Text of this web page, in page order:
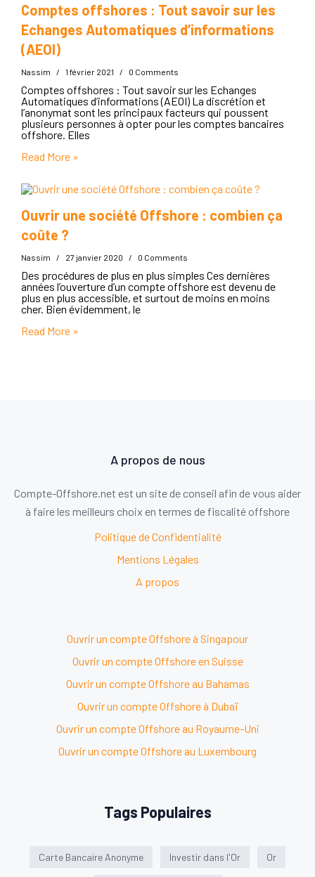
Comptes offshores : Tout savoir sur les
Echanges Automatiques d’informations
(AEOI)
Nassim / 1 février 2021 / 0 Comments
Comptes offshores : Tout savoir sur les Echanges
Automatiques d’informations (AEOI) La discrétion et
l’anonymat sont les principaux facteurs qui poussent
plusieurs personnes à opter pour les comptes bancaires
offshore. Elles
Read More »
Ouvrir une société Offshore : combien ça
coûte ?
Nassim / 27 janvier 2020 / 0 Comments
Des procédures de plus en plus simples Ces dernières
années l’ouverture d’un compte offshore est devenu de
plus en plus accessible, et surtout de moins en moins
cher. Bien évidemment, le
Read More »
A propos de nous
Compte-Offshore.net est un site de conseil afin de vous aider
à faire les meilleurs choix en termes de fiscalité offshore
Politique de Confidentialité
Mentions Légales
A propos
Ouvrir un compte Offshore à Singapour
Ouvrir un compte Offshore en Suisse
Ouvrir un compte Offshore au Bahamas
Ouvrir un compte Offshore à Dubaï
Ouvrir un compte Offshore au Royaume-Uni
Ouvrir un compte Offshore au Luxembourg
Tags Populaires
Carte Bancaire Anonyme Investir dans l'Or Or